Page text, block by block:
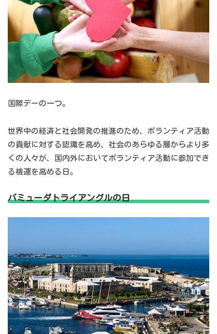
国際デーの一つ。
世界中の経済と社会開発の推進のため、ボランティア活動
の貢献に対する認識を高め、社会のあらゆる層からより多
くの人々が、国内外においてボランティア活動に参加でき
る機運を高める日。
バミューダトライアングルの日